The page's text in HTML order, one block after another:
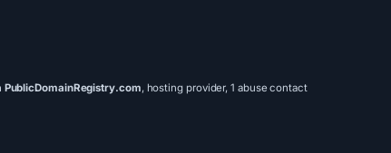
PublicDomainRegistry.com, hosting provider, 1 abuse contact